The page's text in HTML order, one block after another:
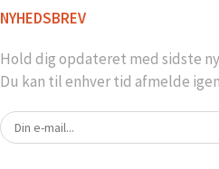
NYHEDSBREV
Hold dig opdateret med sidste
Du kan til enhver tid afmelde